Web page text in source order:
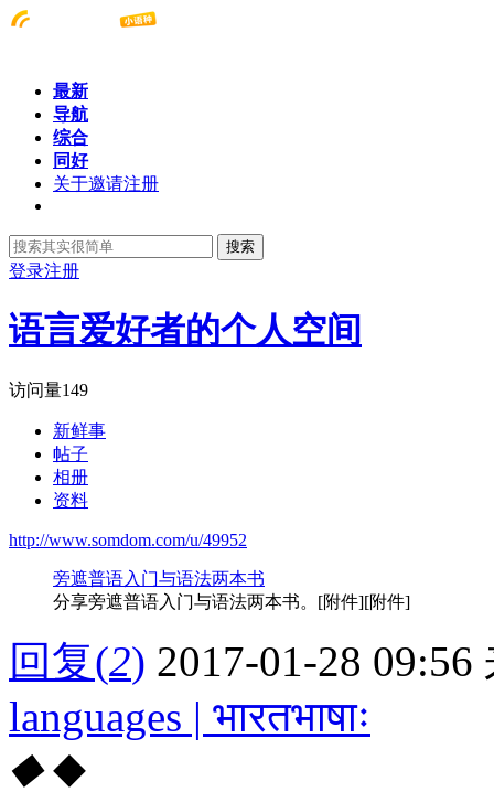
最新
导航
综合
同好
关于邀请注册
搜索
登录注册
语言爱好者的个人空间
访问量149
新鲜事
帖子
相册
资料
http://www.somdom.com/u/49952
旁遮普语入门与语法两本书
分享旁遮普语入门与语法两本书。[附件][附件]
回复(2) 2017-01-28 09:56
languages | भारतभाषाः
◆ ◆